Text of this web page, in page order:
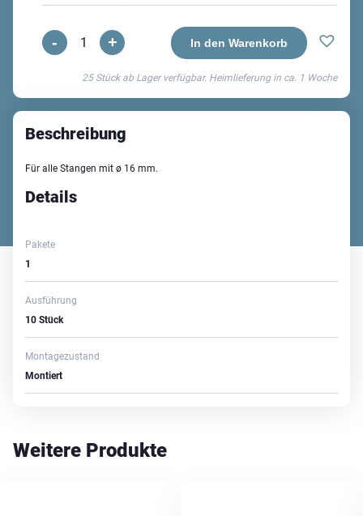
-
Country
Menge
+ In den Warenkorb
25 Stück ab Lager verfügbar. Heimlieferung in ca. 1 Woche
Beschreibung
Für alle Stangen mit ø 16 mm.
Details
Pakete
1
Ausführung
10 Stück
Montagezustand
Montiert
Weitere Produkte